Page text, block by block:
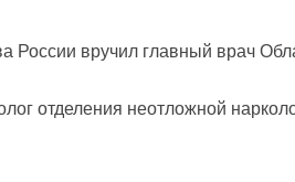
России вручил главный врач
отделения неотложной